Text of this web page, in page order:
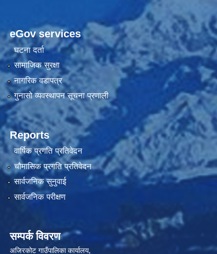
eGov services
घटना दर्ता
सामाजिक सुरक्षा
नागरिक वडापत्र
गुनासो व्यवस्थापन सूचना प्रणाली
Reports
वार्षिक प्रगति प्रतिवेदन
चौमासिक प्रगति प्रतिवेदन
सार्वजनिक सुनुवाई
सार्वजनिक परीक्षण
सम्पर्क विवरण
अजिरकोट गाउँपालिका कार्यालय,